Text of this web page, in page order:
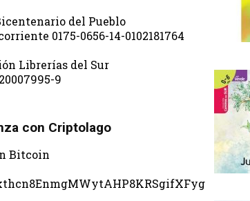
del Pueblo
0175-0656-14-0102181764
Librerías del Sur
9
con Criptolago
Bitcoin